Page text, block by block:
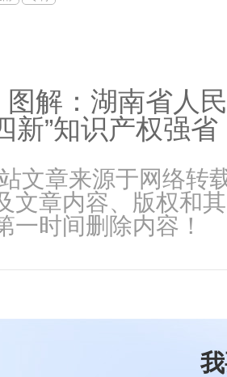
图解：湖南省人
新”知识产权强省
文章来源于网络转
文章内容、版权和
一时间删除内容！